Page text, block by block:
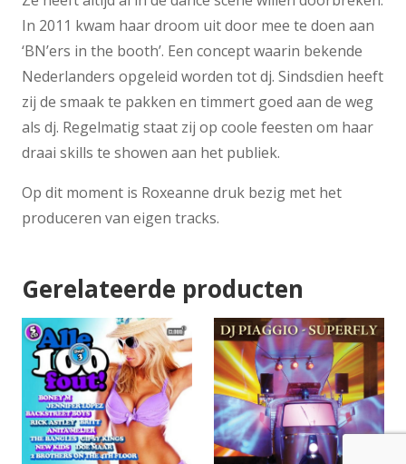
In 2011 kwam haar droom uit door mee te doen aan
‘BN’ers in the booth’. Een concept waarin bekende
Nederlanders opgeleid worden tot dj. Sindsdien heeft
zij de smaak te pakken en timmert goed aan de weg
als dj. Regelmatig staat zij op coole feesten om haar
draai skills te showen aan het publiek.
Op dit moment is Roxeanne druk bezig met het
produceren van eigen tracks.
Gerelateerde producten